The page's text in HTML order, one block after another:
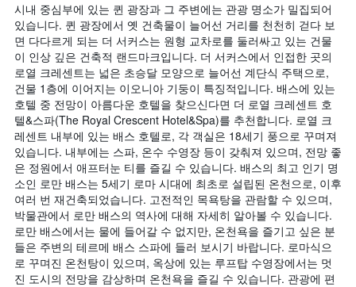
시내 중심부에 있는 퀸 광장과 그 주변에는 관광 명소가 밀집되어
있습니다. 퀸 광장에서 옛 건축물이 늘어선 거리를 천천히 걷다 보
면 다다르게 되는 더 서커스는 원형 교차로를 둘러싸고 있는 건물
이 인상 깊은 건축적 랜드마크입니다. 더 서커스에서 인접한 곳의
로열 크레센트는 넓은 초승달 모양으로 늘어선 계단식 주택으로,
건물 1층에 이어지는 이오니아 기둥이 특징적입니다. 배스에 있는
호텔 중 전망이 아름다운 호텔을 찾으신다면 더 로열 크레센트 호
텔&스파(The Royal Crescent Hotel&Spa)를 추천합니다. 로열 크
레센트 내부에 있는 배스 호텔로, 각 객실은 18세기 풍으로 꾸며져
있습니다. 내부에는 스파, 온수 수영장 등이 갖춰져 있으며, 전망 좋
은 정원에서 애프터눈 티를 즐길 수 있습니다. 배스의 최고 인기 명
소인 로만 배스는 5세기 로마 시대에 최초로 설립된 온천으로, 이후
여러 번 재건축되었습니다. 고전적인 목욕탕을 관람할 수 있으며,
박물관에서 로만 배스의 역사에 대해 자세히 알아볼 수 있습니다.
로만 배스에서는 물에 들어갈 수 없지만, 온천욕을 즐기고 싶은 분
들은 주변의 테르메 배스 스파에 들러 보시기 바랍니다. 로마식으
로 꾸며진 온천탕이 있으며, 옥상에 있는 루프탑 수영장에서는 멋
진 도시의 전망을 감상하며 온천욕을 즐길 수 있습니다. 관광에 편